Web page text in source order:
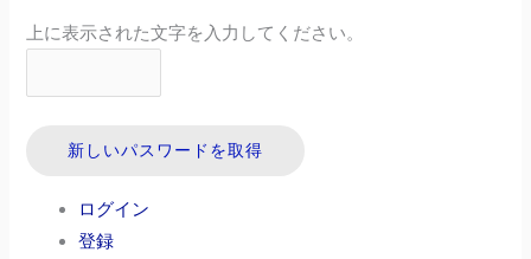
上に表示された文字を入力してください。
新しいパスワードを取得
ログイン
登録